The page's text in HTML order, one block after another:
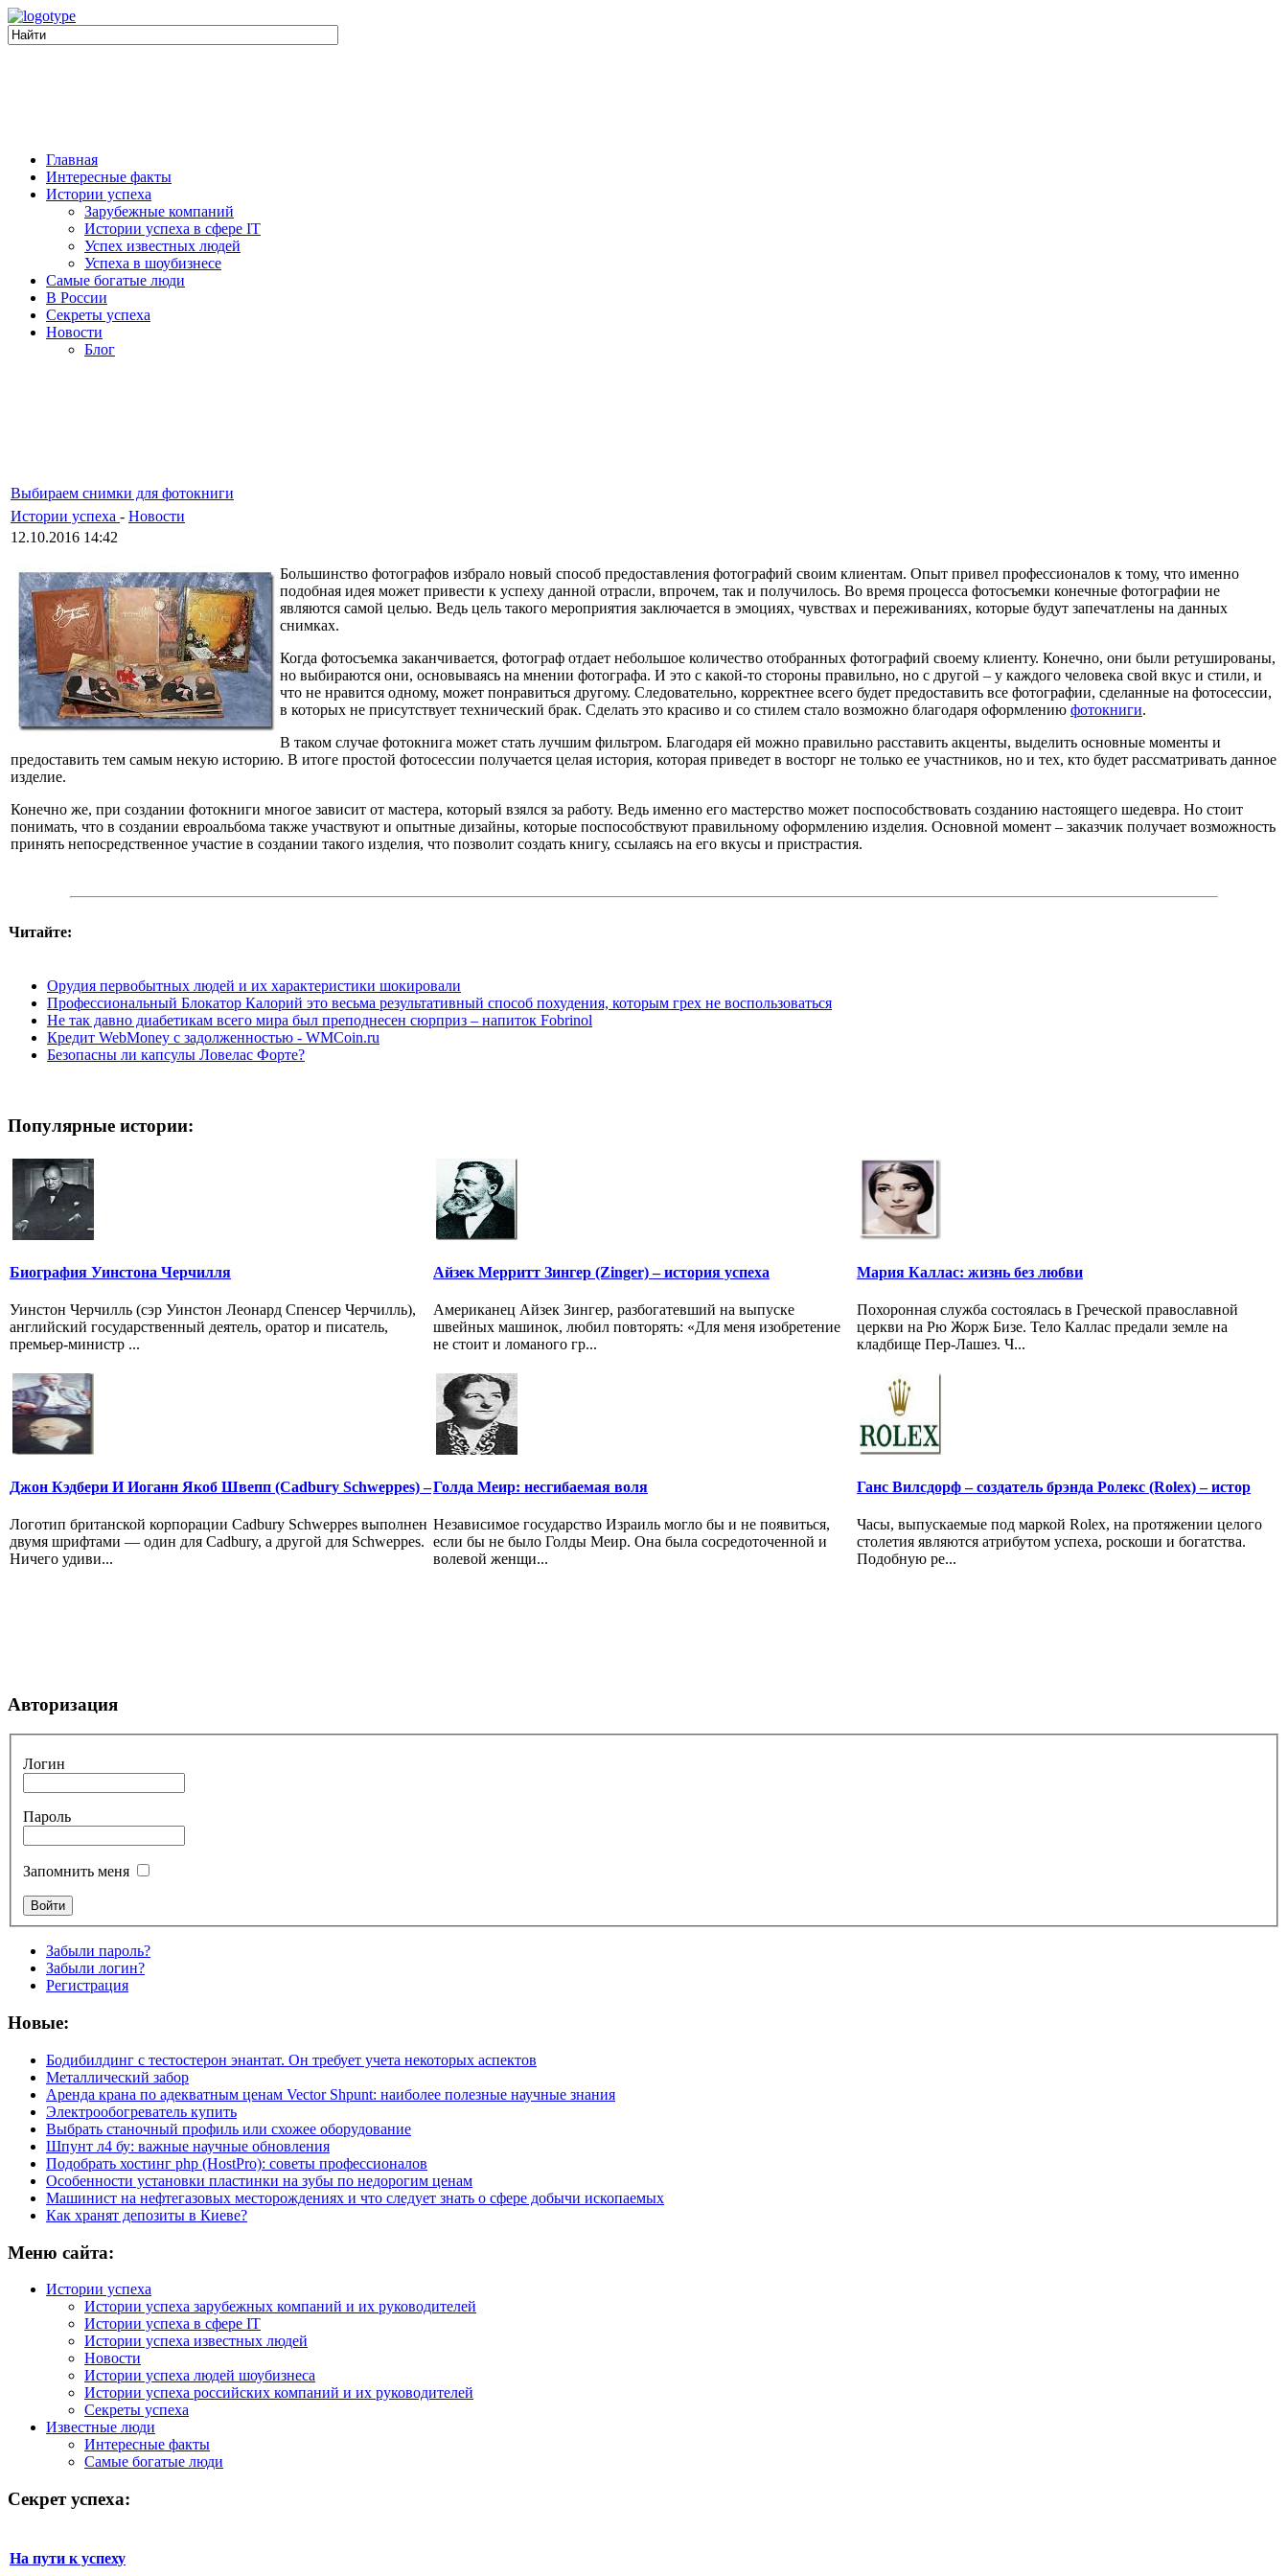
Главная
Интересные факты
Истории успеха
Зарубежные компаний
Истории успеха в сфере IT
Успех известных людей
Успеха в шоубизнесе
Самые богатые люди
В России
Секреты успеха
Новости
Блог
Выбираем снимки для фотокниги
Истории успеха - Новости
12.10.2016 14:42
Большинство фотографов избрало новый способ предоставления фотографий своим клиентам. Опыт привел профессионалов к тому, что именно
подобная идея может привести к успеху данной отрасли, впрочем, так и получилось. Во время процесса фотосъемки конечные фотографии не
являются самой целью. Ведь цель такого мероприятия заключается в эмоциях, чувствах и переживаниях, которые будут запечатлены на данных
снимках.
Когда фотосъемка заканчивается, фотограф отдает небольшое количество отобранных фотографий своему клиенту. Конечно, они были ретушированы,
но выбираются они, основываясь на мнении фотографа. И это с какой-то стороны правильно, но с другой – у каждого человека свой вкус и стили, и
что не нравится одному, может понравиться другому. Следовательно, корректнее всего будет предоставить все фотографии, сделанные на фотосессии,
в которых не присутствует технический брак. Сделать это красиво и со стилем стало возможно благодаря оформлению фотокниги.
В таком случае фотокнига может стать лучшим фильтром. Благодаря ей можно правильно расставить акценты, выделить основные моменты и
предоставить тем самым некую историю. В итоге простой фотосессии получается целая история, которая приведет в восторг не только ее участников, но и тех, кто будет рассматривать данное
изделие.
Конечно же, при создании фотокниги многое зависит от мастера, который взялся за работу. Ведь именно его мастерство может поспособствовать созданию настоящего шедевра. Но стоит
понимать, что в создании евроальбома также участвуют и опытные дизайны, которые поспособствуют правильному оформлению изделия. Основной момент – заказчик получает возможность
принять непосредственное участие в создании такого изделия, что позволит создать книгу, ссылаясь на его вкусы и пристрастия.
Читайте:
Орудия первобытных людей и их характеристики шокировали
Профессиональный Блокатор Калорий это весьма результативный способ похудения, которым грех не воспользоваться
Не так давно диабетикам всего мира был преподнесен сюрприз – напиток Fobrinol
Кредит WebMoney с задолженностью - WMCoin.ru
Безопасны ли капсулы Ловелас Форте?
Популярные истории:
Биография Уинстона Черчилля
Уинстон Черчилль (сэр Уинстон Леонард Спенсер Черчилль),
английский государственный деятель, оратор и писатель,
премьер-министр ...
Айзек Мерритт Зингер (Zinger) – история успеха
Американец Айзек Зингер, разбогатевший на выпуске
швейных машинок, любил повторять: «Для меня изобретение
не стоит и ломаного гр...
Мария Каллас: жизнь без любви
Похоронная служба состоялась в Греческой православной
церкви на Рю Жорж Бизе. Тело Каллас предали земле на
кладбище Пер-Лашез. Ч...
Джон Кэдбери И Иоганн Якоб Швепп (Cadbury Schweppes) –
Логотип британской корпорации Cadbury Schweppes выполнен
двумя шрифтами — один для Cadbury, а другой для Schweppes.
Ничего удиви...
Голда Меир: несгибаемая воля
Независимое государство Израиль могло бы и не появиться,
если бы не было Голды Меир. Она была сосредоточенной и
волевой женщи...
Ганс Вилсдорф – создатель брэнда Ролекс (Rolex) – истор
Часы, выпускаемые под маркой Rolex, на протяжении целого
столетия являются атрибутом успеха, роскоши и богатства.
Подобную ре...
Авторизация
Логин
Пароль
Запомнить меня
Забыли пароль?
Забыли логин?
Регистрация
Новые:
Бодибилдинг с тестостерон энантат. Он требует учета некоторых аспектов
Металлический забор
Аренда крана по адекватным ценам Vector Shpunt: наиболее полезные научные знания
Электрообогреватель купить
Выбрать станочный профиль или схожее оборудование
Шпунт л4 бу: важные научные обновления
Подобрать хостинг php (HostPro): советы профессионалов
Особенности установки пластинки на зубы по недорогим ценам
Машинист на нефтегазовых месторождениях и что следует знать о сфере добычи ископаемых
Как хранят депозиты в Киеве?
Меню сайта:
Истории успеха
Истории успеха зарубежных компаний и их руководителей
Истории успеха в сфере IT
Истории успеха известных людей
Новости
Истории успеха людей шоубизнеса
Истории успеха российских компаний и их руководителей
Секреты успеха
Известные люди
Интересные факты
Самые богатые люди
Секрет успеха:
На пути к успеху